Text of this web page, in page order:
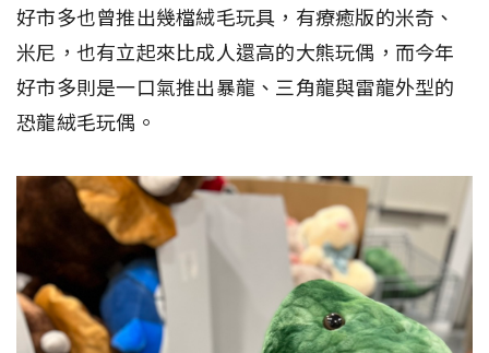
好市多也曾推出幾檔絨毛玩具，有療癒版的米奇、
米尼，也有立起來比成人還高的大熊玩偶，而今年
好市多則是一口氣推出暴龍、三角龍與雷龍外型的
恐龍絨毛玩偶。